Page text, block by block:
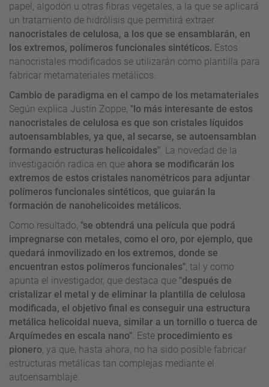
papel, algodón u otras fibras vegetales, a la que se aplicará
un tratamiento de hidrólisis que permitirá extraer
nanocristales de celulosa, a los que se ensamblarán, en
los extremos, polímeros funcionales sintéticos. Estos
nanocristales modificados se utilizarán como plantilla para
fabricar metamateriales metálicos.
Cambio de paradigma en el campo de los metamateriales
Según explica Justin Zoppe, "lo más interesante de estos
nanocristales de celulosa es que son cristales líquidos
autoensamblables, ya que, al secarse, se autoensamblan
formando estructuras helicoidales". La novedad de la
investigación radica en que ahora se modificarán los
extremos de estos cristales nanométricos para adjuntar
polímeros funcionales sintéticos, que guiarán la
formación de nanohelicoides metálicos.
Como resultado, "se obtendrá una película que podrá
impregnarse con metales, como el oro, por ejemplo, que
quedará inmovilizado en los extremos, donde se
encuentran estos polímeros funcionales", tal y como
apunta el investigador, que destaca que "después de
cristalizar el metal y de eliminar la plantilla de celulosa
modificada, el objetivo final es conseguir una estructura
metálica helicoidal nueva, similar a un tornillo o tuerca de
Arquímedes en escala nano". Este procedimiento es
pionero, ya que, hasta ahora, no ha sido posible fabricar
estructuras metálicas tan complejas mediante el
autoensamblaje.